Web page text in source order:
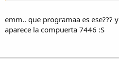
emm.. que programaa es ese???
aparece la compuerta 7446 :S